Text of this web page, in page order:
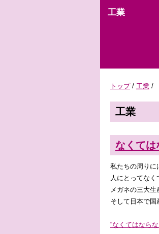
工業
トップ/ 工業 /
工業
なくては
私たちの周りに
人にとってな
メガネの三大生
そして日本で国
“なくてはなら